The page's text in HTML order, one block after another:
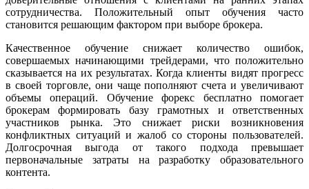
сотрудничества. Положительный опыт обучения часто
становится решающим фактором при выборе брокера.
Качественное обучение снижает количество ошибок,
совершаемых начинающими трейдерами, что положительно
сказывается на их результатах. Когда клиенты видят прогресс
в своей торговле, они чаще пополняют счета и увеличивают
объемы операций. Обучение форекс бесплатно помогает
брокерам формировать базу грамотных и ответственных
участников рынка. Это снижает риски возникновения
конфликтных ситуаций и жалоб со стороны пользователей.
Долгосрочная выгода от такого подхода превышает
первоначальные затраты на разработку образовательного
контента.